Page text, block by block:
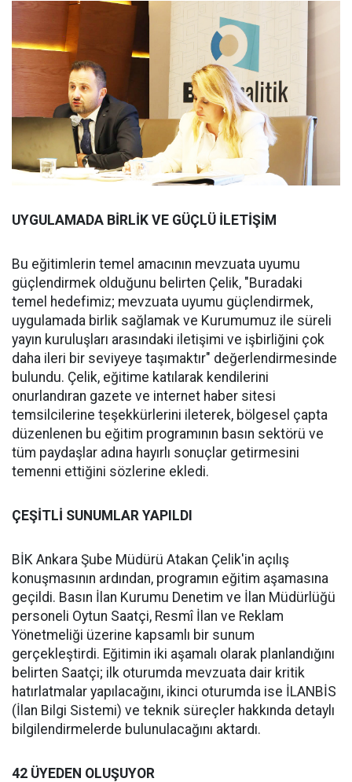
UYGULAMADA BİRLİK VE GÜÇLÜ İLETİŞİM
Bu eğitimlerin temel amacının mevzuata uyumu
güçlendirmek olduğunu belirten Çelik, "Buradaki
temel hedefimiz; mevzuata uyumu güçlendirmek,
uygulamada birlik sağlamak ve Kurumumuz ile süreli
yayın kuruluşları arasındaki iletişimi ve işbirliğini çok
daha ileri bir seviyeye taşımaktır" değerlendirmesinde
bulundu. Çelik, eğitime katılarak kendilerini
onurlandıran gazete ve internet haber sitesi
temsilcilerine teşekkürlerini ileterek, bölgesel çapta
düzenlenen bu eğitim programının basın sektörü ve
tüm paydaşlar adına hayırlı sonuçlar getirmesini
temenni ettiğini sözlerine ekledi.
ÇEŞİTLİ SUNUMLAR YAPILDI
BİK Ankara Şube Müdürü Atakan Çelik'in açılış
konuşmasının ardından, programın eğitim aşamasına
geçildi. Basın İlan Kurumu Denetim ve İlan Müdürlüğü
personeli Oytun Saatçi, Resmî İlan ve Reklam
Yönetmeliği üzerine kapsamlı bir sunum
gerçekleştirdi. Eğitimin iki aşamalı olarak planlandığını
belirten Saatçi; ilk oturumda mevzuata dair kritik
hatırlatmalar yapılacağını, ikinci oturumda ise İLANBİS
(İlan Bilgi Sistemi) ve teknik süreçler hakkında detaylı
bilgilendirmelerde bulunulacağını aktardı.
42 ÜYEDEN OLUŞUYOR